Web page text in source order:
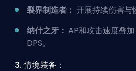
裂界制造者： 开展持续伤害与
纳什之牙： AP和攻击速度叠
DPS。
3. 情境装备：